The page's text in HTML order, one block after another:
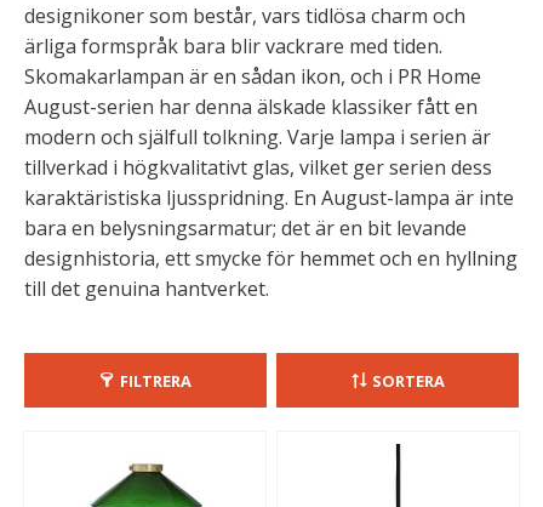
designikoner som består, vars tidlösa charm och
ärliga formspråk bara blir vackrare med tiden.
Skomakarlampan är en sådan ikon, och i PR Home
August-serien har denna älskade klassiker fått en
modern och själfull tolkning. Varje lampa i serien är
tillverkad i högkvalitativt glas, vilket ger serien dess
karaktäristiska ljusspridning. En August-lampa är inte
bara en belysningsarmatur; det är en bit levande
designhistoria, ett smycke för hemmet och en hyllning
till det genuina hantverket.
FILTRERA SORTERA